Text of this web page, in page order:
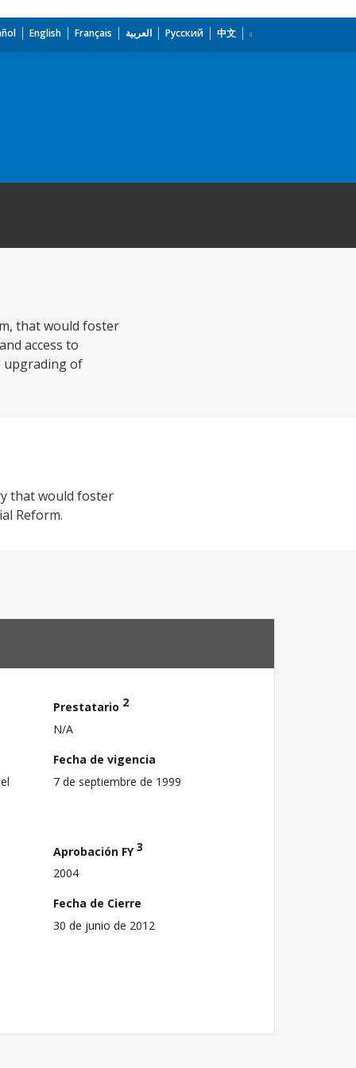
English Français العربية Русский 中文
that would foster
access to
upgrading of
that would foster
Reform.
Prestatario 2
N/A
Fecha de vigencia
7 de septiembre de 1999
Aprobación FY3
2004
Fecha de Cierre
30 de junio de 2012